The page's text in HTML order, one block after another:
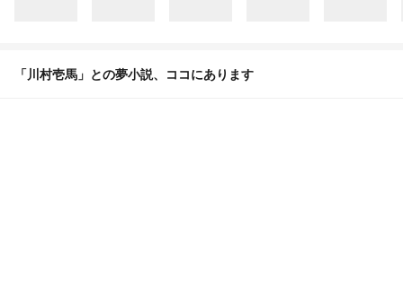
「川村壱馬」との夢小説、ココにあります